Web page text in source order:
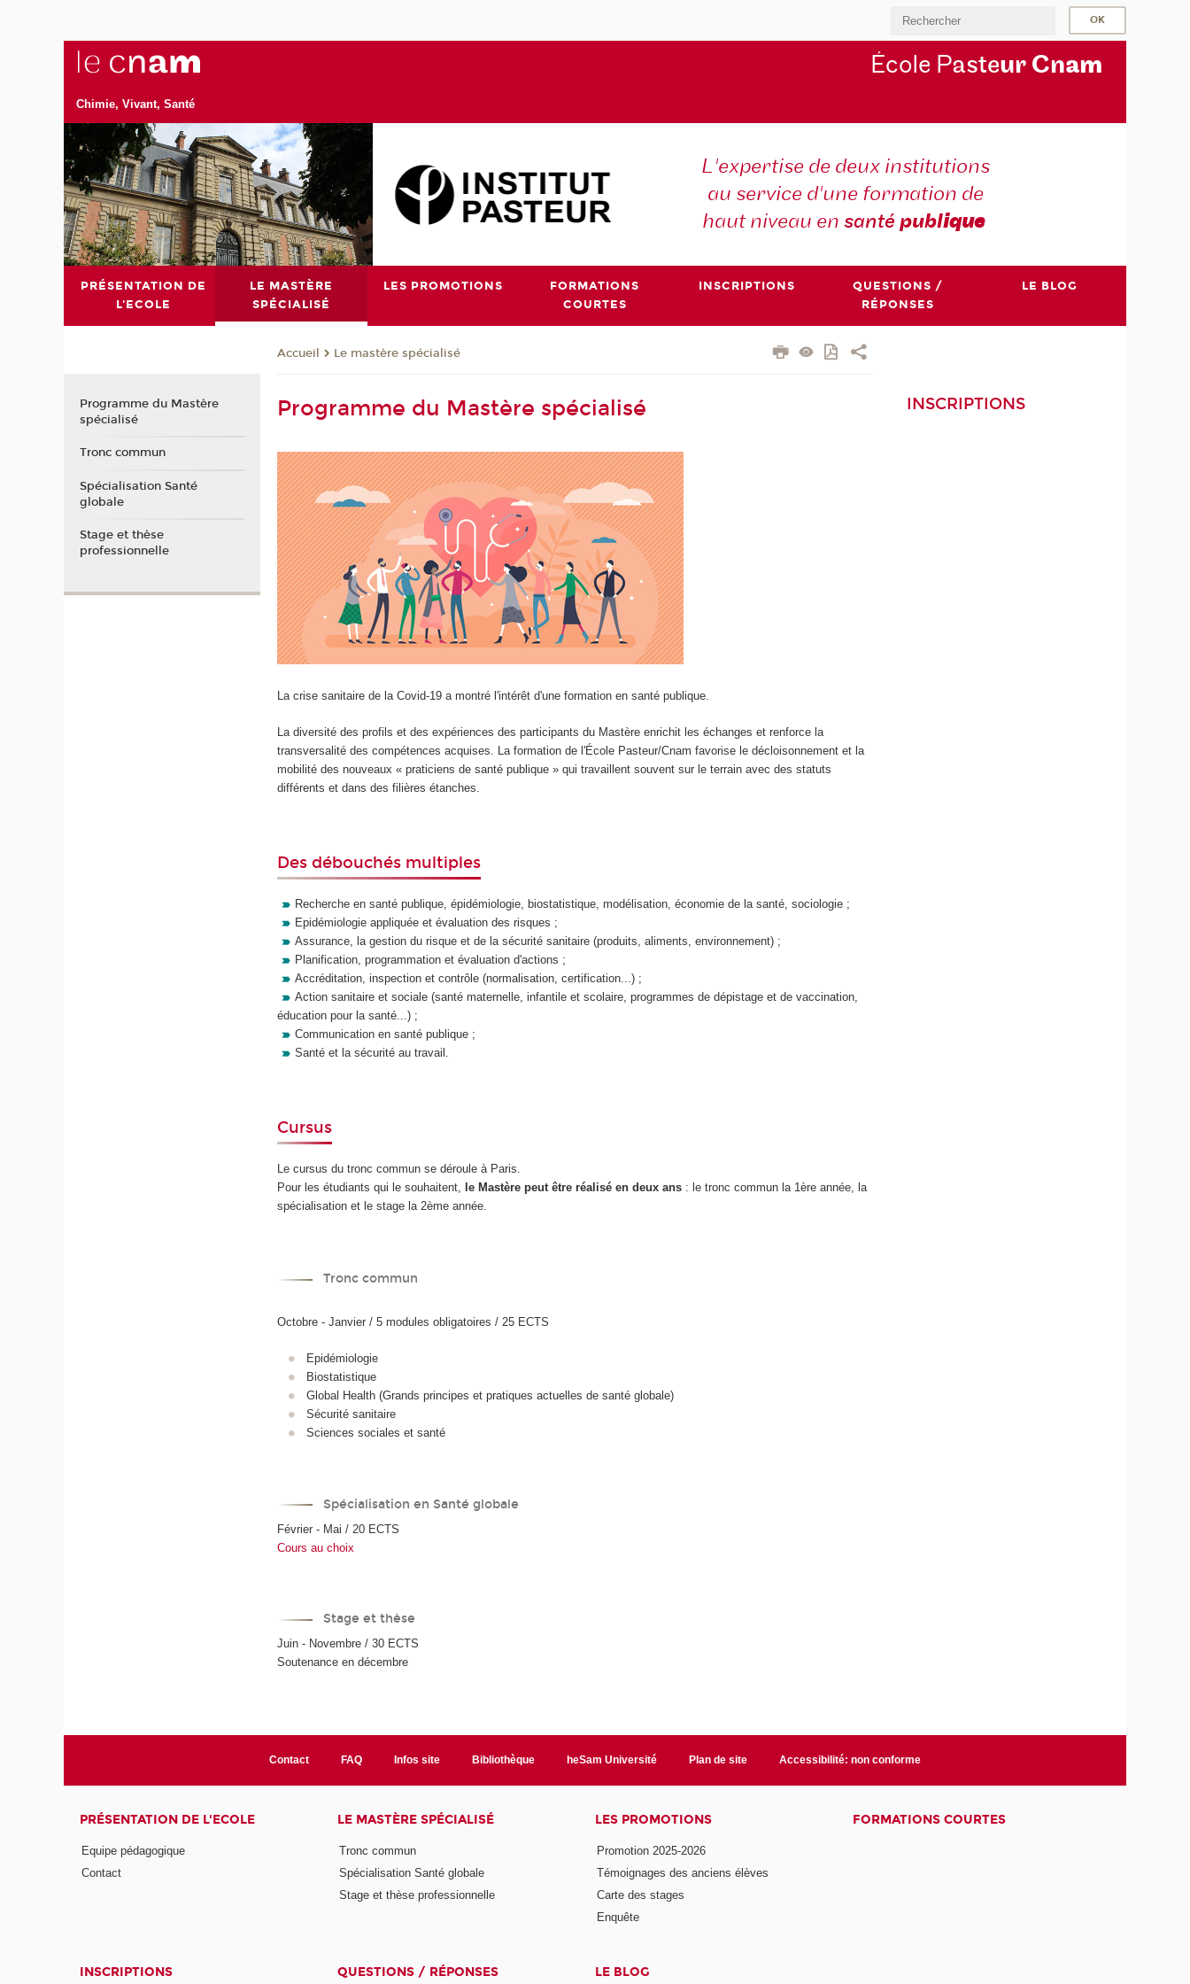
Chimie, Vivant, Santé
École Pasteur Cnam
L'expertise de deux institutions
au service d'une formation de
haut niveau en santé publique
PRÉSENTATION DE
L'ECOLE
LE MASTÈRE
SPÉCIALISÉ
LES PROMOTIONS
FORMATIONS
COURTES
INSCRIPTIONS
QUESTIONS /
RÉPONSES
LE BLOG
Accueil Le mastère spécialisé
Programme du Mastère spécialisé
La crise sanitaire de la Covid-19 a montré l'intérêt d'une formation en santé publique.
La diversité des profils et des expériences des participants du Mastère enrichit les échanges et renforce la
transversalité des compétences acquises. La formation de l'École Pasteur/Cnam favorise le décloisonnement et la
mobilité des nouveaux « praticiens de santé publique » qui travaillent souvent sur le terrain avec des statuts
différents et dans des filières étanches.
Des débouchés multiples
Recherche en santé publique, épidémiologie, biostatistique, modélisation, économie de la santé, sociologie ;
Epidémiologie appliquée et évaluation des risques ;
Assurance, la gestion du risque et de la sécurité sanitaire (produits, aliments, environnement) ;
Planification, programmation et évaluation d'actions ;
Accréditation, inspection et contrôle (normalisation, certification...) ;
Action sanitaire et sociale (santé maternelle, infantile et scolaire, programmes de dépistage et de vaccination,
éducation pour la santé...) ;
Communication en santé publique ;
Santé et la sécurité au travail.
Cursus
Le cursus du tronc commun se déroule à Paris.
Pour les étudiants qui le souhaitent,
le Mastère peut être réaliséen deux ans : le tronc commun la 1ère année, la
spécialisation et le stage la 2ème année.
Tronc commun
Octobre - Janvier / 5 modules obligatoires / 25 ECTS
Epidémiologie
Biostatistique
Global Health (Grands principes et pratiques actuelles de santé globale)
Sécurité sanitaire
Sciences sociales et santé
Spécialisation en Santé globale
Février - Mai / 20 ECTS
Cours au choix
Stage et thèse
Juin - Novembre / 30 ECTS
Soutenance en décembre
INSCRIPTIONS
Programme du Mastère
spécialisé
Tronc commun
Spécialisation Santé
globale
Stage et thèse
professionnelle
Contact FAQ Infos site Bibliothèque heSam Université Plan de site Accessibilité: non conforme
PRÉSENTATION DE L'ECOLE
Equipe pédagogique
Contact
LE MASTÈRE SPÉCIALISÉ
Tronc commun
Spécialisation Santé globale
Stage et thèse professionnelle
LES PROMOTIONS
Promotion 2025-2026
Témoignages des anciens élèves
Carte des stages
Enquête
FORMATIONS COURTES
INSCRIPTIONS QUESTIONS / RÉPONSES LE BLOG